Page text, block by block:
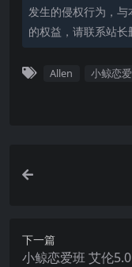
发生的侵权行为，
的权益，请联系站长
Allen 小鲸恋爱
下一篇
小鲸恋爱班 艾伦5.0